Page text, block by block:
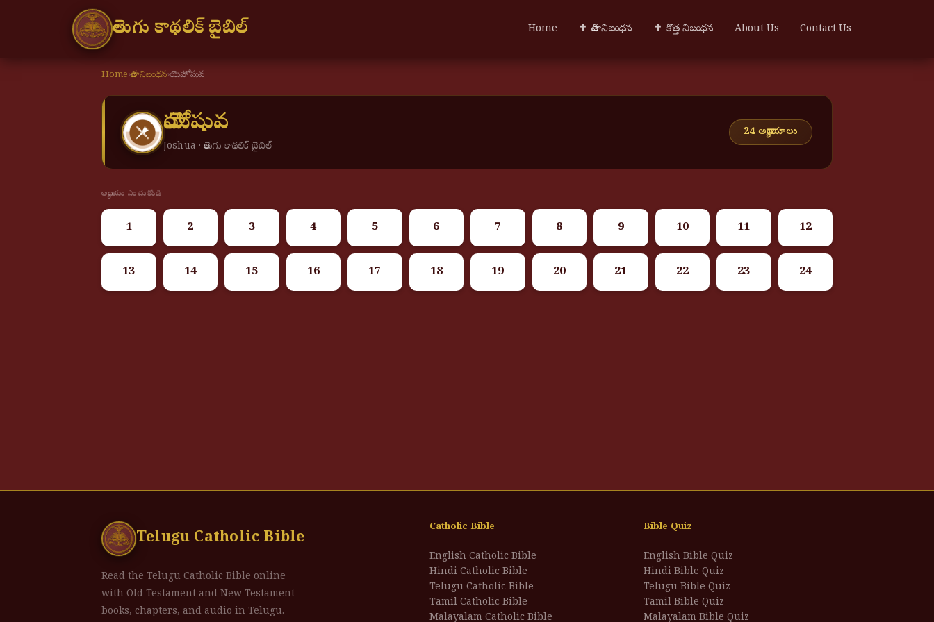
తెలుగు కాథలిక్ బైబిల్ Home ✝ పాత నిబంధన ✝ కొత్త నిబంధన About Us Contact Us
Home›పాత నిబంధన›యెహోషువ
యెహోషువ
Joshua · తెలుగు కాథలిక్ బైబిల్
24 అధ్యాయాలు
అధ్యాయం ఎంచుకోండి
1 2 3 4 5 6 7 8 9 10 11 12
13 14 15 16 17 18 19 20 21 22 23 24
Telugu Catholic Bible
Read the Telugu Catholic Bible online
with Old Testament and New Testament
books, chapters, and audio in Telugu.
Catholic Bible
English Catholic Bible
Hindi Catholic Bible
Telugu Catholic Bible
Tamil Catholic Bible
Malayalam Catholic Bible
Bible Quiz
English Bible Quiz
Hindi Bible Quiz
Telugu Bible Quiz
Tamil Bible Quiz
Malayalam Bible Quiz